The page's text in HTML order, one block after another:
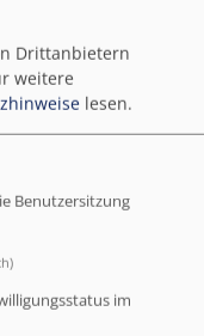
neu.
frühere
Drittanbietern
weitere
lesen.
Benutzersitzung
im